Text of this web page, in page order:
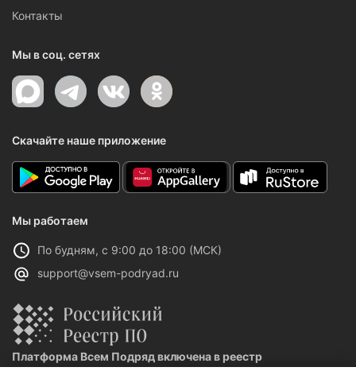
Контакты
Мы в соц. сетях
Скачайте наше приложение
Мы работаем
По будням, с 9:00 до 18:00 (МСК)
support@vsem-podryad.ru
Платформа Всем Подряд включена в реестр